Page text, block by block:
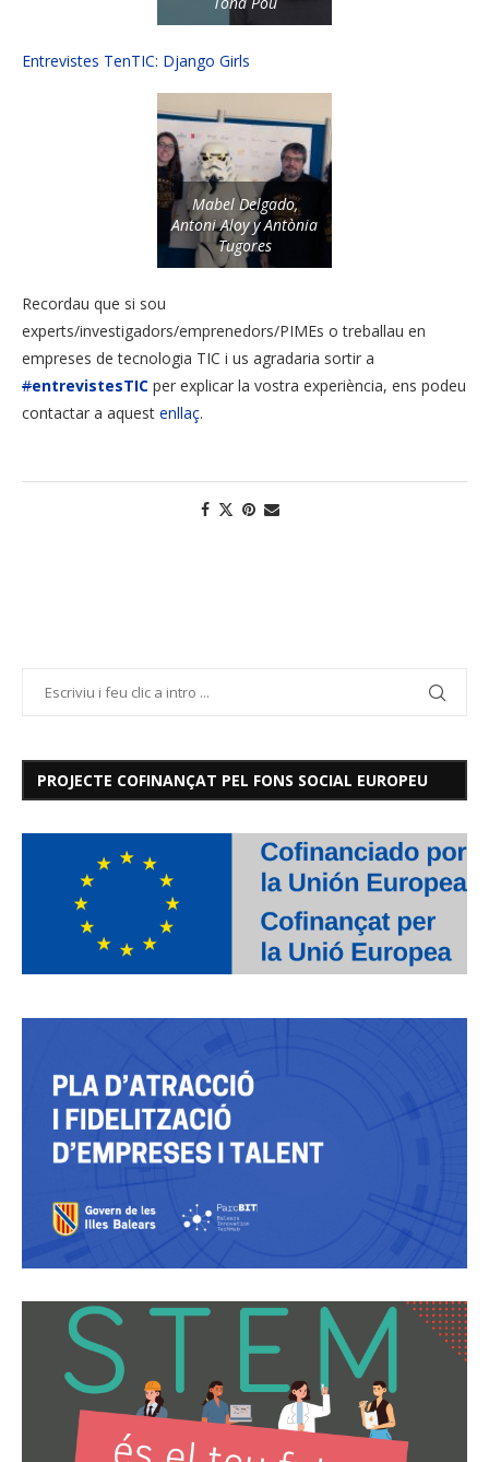
Entrevistes TenTIC: Django Girls
Mabel Delgado,
Antoni Aloy y Antònia
Tugores
Recordau que si sou
experts/investigadors/emprenedors/PIMEs o treballau en
empreses de tecnologia TIC i us agradaria sortir a
#entrevistesTIC per explicar la vostra experiència, ens podeu
contactar a aquest enllaç.
PROJECTE COFINANÇAT PEL FONS SOCIAL EUROPEU